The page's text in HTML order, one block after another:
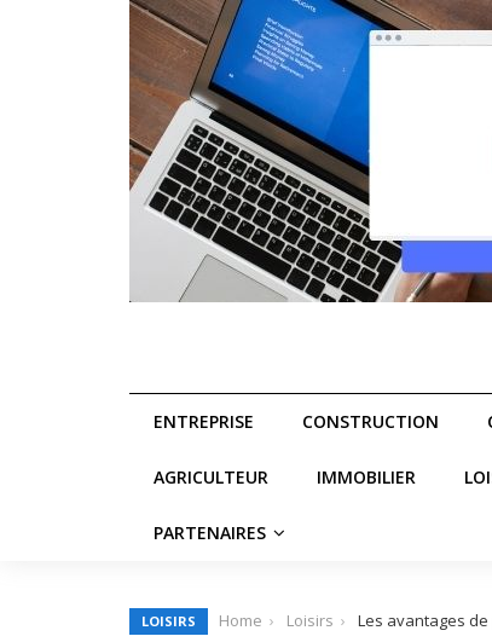
ENTREPRISE CONSTRUCTION
AGRICULTEUR IMMOBILIER
PARTENAIRES
LOISIRS Home Loisirs Les avantages